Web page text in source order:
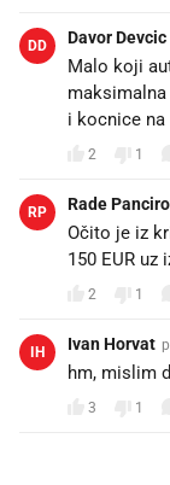
DD Davor Devcic
Malo koji
i kocnice
2 1
RP Rade
Očito je iz
150 EUR uz
2 1
IH Ivan Horvat
hm, mislim
3 1